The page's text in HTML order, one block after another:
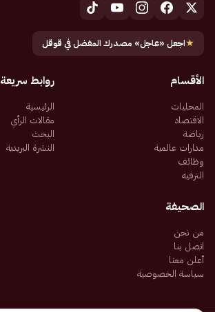
★اجعل «عاجل» مصدرك المفضل في قوقل
الأقسام
المحليات
الاقتصاد
رياضة
مدارات عالمية
وظائف
الترفيه
روابط سريعة
الرئيسية
مقالات الرأي
البحث
النشرة البريدية
الصحيفة
من نحن
اتصل بنا
أعلن معنا
سياسة الخصوصية